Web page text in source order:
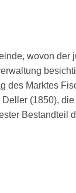
wovon der
des Marktes
(1850),
Bestandteil